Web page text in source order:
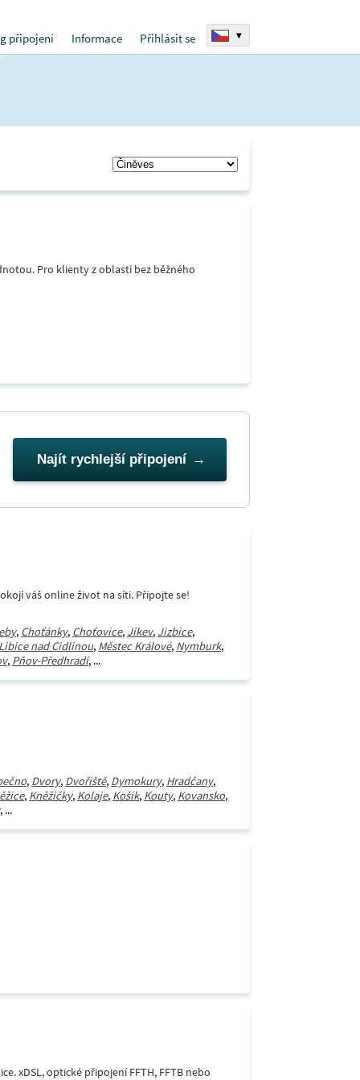
připojení Informace Přihlásit se ▾
Pro klienty z oblastí bez běžného
Najít rychlejší připojení
váš online život na síti. Připojte se!
, Choťánky, Choťovice, Jíkev, Jizbice,
nad Cidlinou, Městec Králové, Nymburk,
, Pňov-Předhradí, ...
, Dvory, Dvořiště, Dymokury, Hradčany,
, Kněžičky, Kolaje, Košík, Kouty, Kovansko,
, ...
xDSL, optické připojení FFTH, FFTB nebo